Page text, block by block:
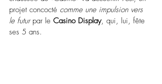
projet concocté comme une impulsion vers
le futur par le Casino Display, qui, lui, fête
ses 5 ans.